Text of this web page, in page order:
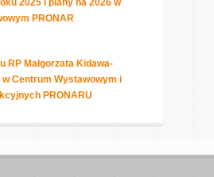
2025 i plany na 2026 w
PRONAR
RP Małgorzata Kidawa-
w Centrum Wystawowym i
PRONARU